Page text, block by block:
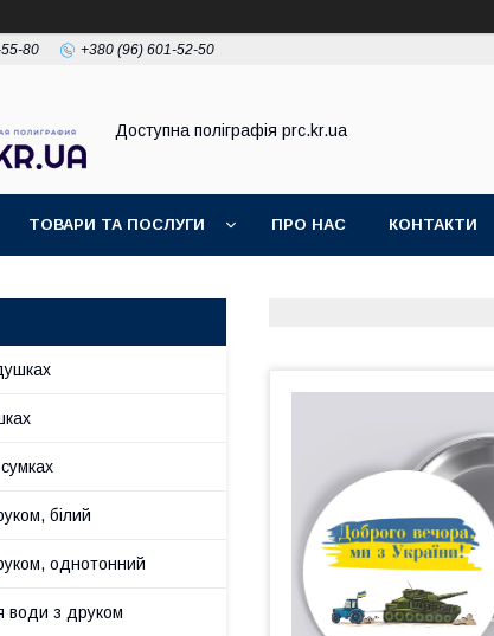
80 +380 (96) 601-52-50
Доступна поліграфія prc.kr.ua
ТОВАРИ ТА ПОСЛУГИ ПРО НАС КОНТАКТИ
білий
однотонний
води з друком